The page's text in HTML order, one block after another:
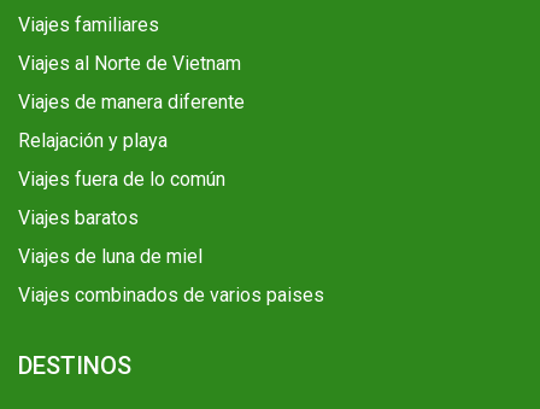
Viajes familiares
Viajes al Norte de Vietnam
Viajes de manera diferente
Relajación y playa
Viajes fuera de lo común
Viajes baratos
Viajes de luna de miel
Viajes combinados de varios paises
DESTINOS